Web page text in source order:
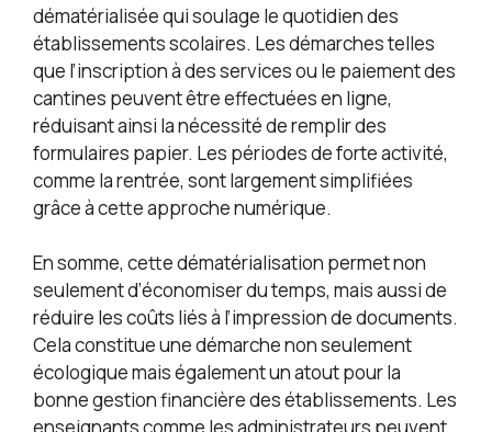
dématérialisée qui soulage le quotidien des
établissements scolaires. Les démarches telles
que l’inscription à des services ou le paiement des
cantines peuvent être effectuées en ligne,
réduisant ainsi la nécessité de remplir des
formulaires papier. Les périodes de forte activité,
comme la rentrée, sont largement simplifiées
grâce à cette approche numérique.
En somme, cette dématérialisation permet non
seulement d’économiser du temps, mais aussi de
réduire les coûts liés à l’impression de documents.
Cela constitue une démarche non seulement
écologique mais également un atout pour la
bonne gestion financière des établissements. Les